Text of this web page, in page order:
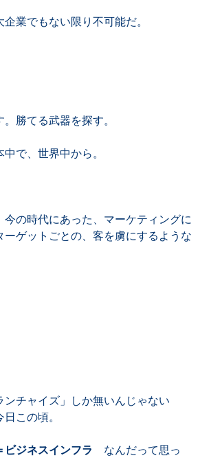
業でもない限り不可能だ。
勝てる武器を探す。
で、世界中から。
今の時代にあった、マーケティングに
ーゲットごとの、客を虜にするような
ンチャイズ」しか無いんじゃない
この頃。
ジネスインフラ なんだって思っ